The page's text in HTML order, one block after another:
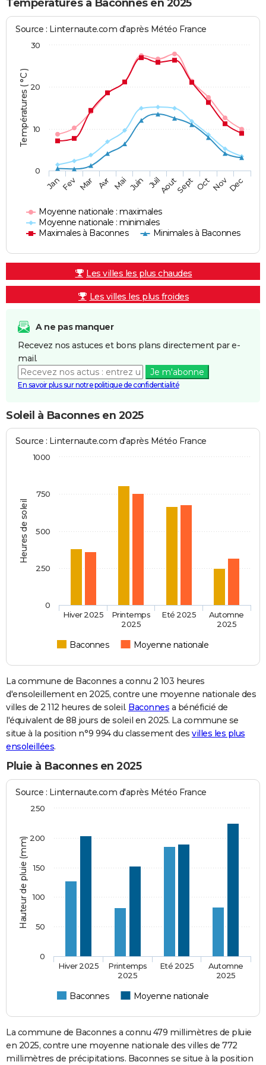
Températures à Baconnes en 2025
Températures ( °C )
Source : Linternaute.com d'après Météo France
Moyenne nationale : maximales
Moyenne nationale : minimales
Maximales à Baconnes
Minimales à Baconnes
JanFev Mar Avr Mai Juin JuilAoutSept OctNovDec
0
10
20
30
Les villes les plus chaudes
Les villes les plus froides
A ne pas manquer
Recevez nos astuces et bons plans directement par e-
mail.
Je m'abonne
En savoir plus sur notre politique de confidentialité
Soleil à Baconnes en 2025
Heures de soleil
Source : Linternaute.com d'après Météo France
Baconnes Moyenne nationale
Hiver 2025
Printemps
2025
Eté 2025
Automne
2025
0
250
500
750
1000
La commune de Baconnes a connu 2 103 heures
d'ensoleillement en 2025, contre une moyenne nationale des
villes de 2 112 heures de soleil. Baconnes a bénéficié de
l'équivalent de 88 jours de soleil en 2025. La commune se
situe à la position n°9 994 du classement des villes les plus
ensoleillées.
Pluie à Baconnes en 2025
Hauteur de pluie (mm)
Source : Linternaute.com d'après Météo France
Baconnes Moyenne nationale
Hiver 2025
Printemps
2025
Eté 2025
Automne
2025
0
50
100
150
200
250
La commune de Baconnes a connu 479 millimètres de pluie
en 2025, contre une moyenne nationale des villes de 772
millimètres de précipitations. Baconnes se situe à la position